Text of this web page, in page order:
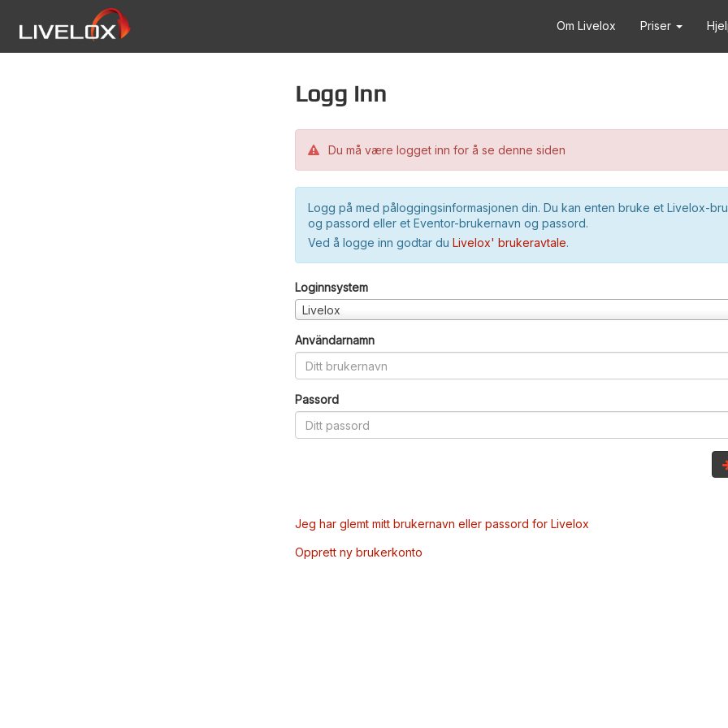
Om Livelox Priser
Logg inn
Du må være logget inn for å se denne siden
Logg på med påloggingsinformasjonen din. Du kan enten bruke et Livelox-
og passord eller et Eventor-brukernavn og passord.
Ved å logge inn godtar du Livelox' brukeravtale.
Loginnsystem
Livelox
Användarnamn
Passord
Jeg har glemt mitt brukernavn eller passord for Livelox
Opprett ny brukerkonto